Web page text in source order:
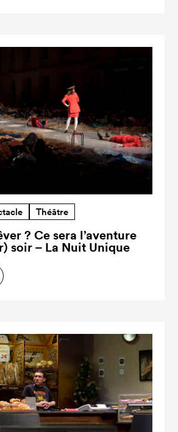
Théâtre
? Ce sera l’aventure
soir – La Nuit Unique